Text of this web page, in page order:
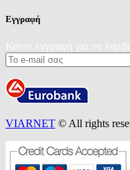
Εγγραφή
Κάντε εγγραφή για να
VIARNET © All rights